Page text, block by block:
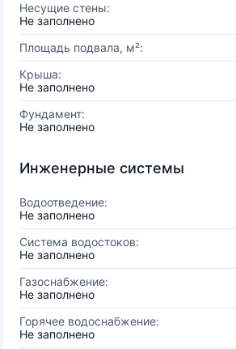
Несущие стены:
Не заполнено
Площадь подвала, м²:
Крыша:
Не заполнено
Фундамент:
Не заполнено
Инженерные системы
Водоотведение:
Не заполнено
Система водостоков:
Не заполнено
Газоснабжение:
Не заполнено
Горячее водоснабжение:
Не заполнено